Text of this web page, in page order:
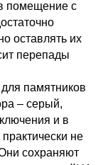
помещение с
оставлять их
перепады
памятников
– серый,
и в
не
сохраняют